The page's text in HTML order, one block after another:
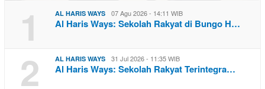
1 AL HARIS WAYS 07 Agu 2026 - 14:11 WIB
Al Haris Ways: Sekolah Rakyat di Bungo H…
2 AL HARIS WAYS 31 Jul 2026 - 11:35 WIB
Al Haris Ways: Sekolah Rakyat Terintegra…